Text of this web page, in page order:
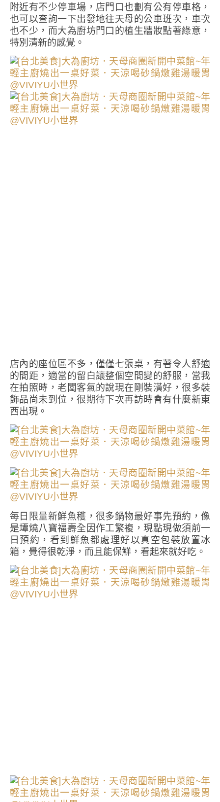
附近有不少停車場，店門口也劃有公有停車格，
也可以查詢一下出發地往天母的公車班次，車次
也不少，而大為廚坊門口的植生牆妝點著綠意，
特別清新的感覺。
店內的座位區不多，僅僅七張桌，有著令人舒適
的間距，適當的留白讓整個空間變的舒服，當我
在拍照時，老闆客氣的說現在剛裝潢好，很多裝
飾品尚未到位，很期待下次再訪時會有什麼新東
西出現。
每日限量新鮮魚穫，很多鍋物最好事先預約，像
是墰燒八寶福壽全因作工繁複，現點現做須前一
日預約，看到鮮魚都處理好以真空包裝放置冰
箱，覺得很乾淨，而且能保鮮，看起來就好吃。